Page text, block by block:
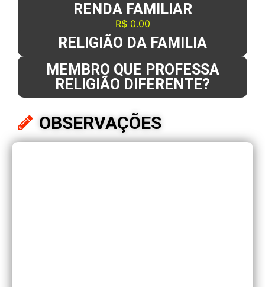
RENDA FAMILIAR
R$ 0.00
RELIGIÃO DA FAMILIA
MEMBRO QUE PROFESSA
RELIGIÃO DIFERENTE?
OBSERVAÇÕES